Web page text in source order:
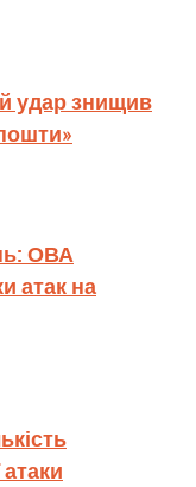
удар знищив
ОВА
атак на